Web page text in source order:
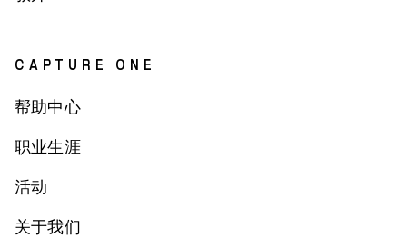
CAPTURE ONE
帮助中心
职业生涯
活动
关于我们